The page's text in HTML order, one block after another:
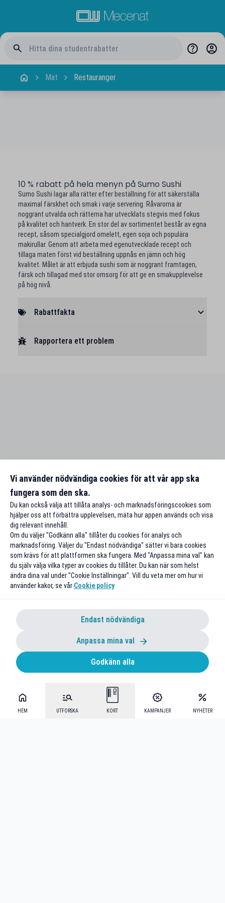
HEM UTFORSKA KORT KAMPANJER NYHETER
Mat Restauranger
10 % rabatt på hela menyn på Sumo Sushi
Sumo Sushi lagar alla rätter efter beställning för att säkerställa
maximal färskhet och smak i varje servering. Råvarorna är
noggrant utvalda och rätterna har utvecklats stegvis med fokus
på kvalitet och hantverk. En stor del av sortimentet består av egna
recept, såsom specialgjord omelett, egen soja och populära
makirullar. Genom att arbeta med egenutvecklade recept och
tillaga maten först vid beställning uppnås en jämn och hög
kvalitet. Målet är att erbjuda sushi som är noggrant framtagen,
färsk och tillagad med stor omsorg för att ge en smakupplevelse
på hög nivå.
Rabattfakta
Rapportera ett problem
Vi använder nödvändiga cookies för att vår app ska
fungera som den ska.
Du kan också välja att tillåta analys- och marknadsföringscookies som
hjälper oss att förbättra upplevelsen, mäta hur appen används och visa
dig relevant innehåll.
Om du väljer "Godkänn alla" tillåter du cookies för analys och
marknadsföring. Väljer du "Endast nödvändiga" sätter vi bara cookies
som krävs för att plattformen ska fungera. Med "Anpassa mina val" kan
du själv välja vilka typer av cookies du tillåter. Du kan när som helst
ändra dina val under "Cookie Inställningar". Vill du veta mer om hur vi
använder kakor, se vår Cookie policy
Endast nödvändiga
Anpassa mina val
Godkänn alla